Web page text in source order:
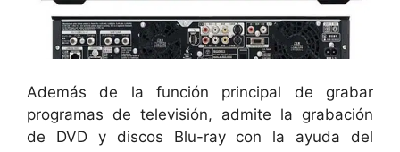
Además de la función principal de grabar
programas de televisión, admite la grabación
de DVD y discos Blu-ray con la ayuda del